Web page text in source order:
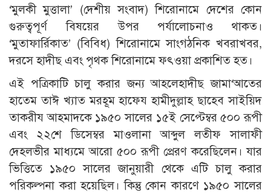
‘মুলকী মুত্তালা’ (দেশীয় সংবাদ) শিরোনামে দেশের কোন
গুরুত্বপূর্ণ বিষয়ের উপর পর্যালোচনাও থাকত।
‘মুতাফার্রিকাত’ (বিবিধ) শিরোনামে সাংগঠনিক খবরাখবর,
দরসে হাদীছ এবং পৃথক শিরোনামে ফৎওয়া প্রকাশিত হত।
এই পত্রিকাটি চালু করার জন্য আহলেহাদীছ জামা‘আতের
হাতেম তাঈ খ্যাত মরহূম হাফেয হামীদুল্লাহ ছাহেব সাইয়িদ
তাকরীয আহমাদকে ১৯৫০ সালের ১৫ই সেপ্টেম্বর ৫০০ রূপী
এবং ২২শে ডিসেম্বর মাওলানা আব্দুল লতীফ সালাফী
দেহলভীর মাধ্যমে আরো ৫০০ রূপী প্রেরণ করেছিলেন। যার
ভিত্তিতে ১৯৫০ সালের জানুয়ারী থেকে এটি চালু করার
পরিকল্পনা করা হয়েছিল। কিন্তু কোন কারণে ১৯৫০ সালের